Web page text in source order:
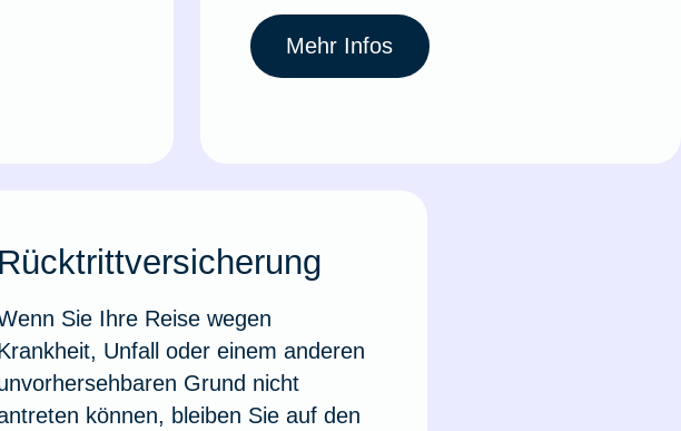
Weil du wichtig bist
Mehr Infos
Rücktrittversicherung
Sie Ihre Reise wegen
Unfall oder einem anderen
Grund nicht
können, bleiben Sie auf den